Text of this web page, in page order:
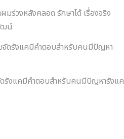
มร่วงหลังคลอด รักษาได้ เรื่องจริง
ฒน์
ดรังแคมีคำตอบสำหรับคนมีปัญหา
รังแคมีคำตอบสำหรับคนมีปัญหารังแค